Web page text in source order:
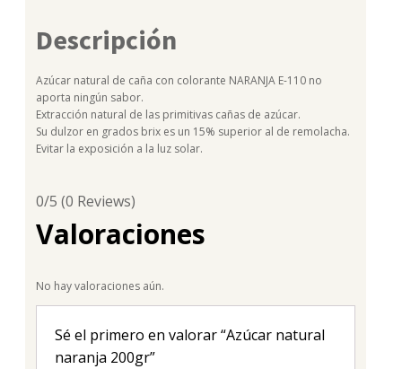
Descripción
Azúcar natural de caña con colorante NARANJA E-110 no
aporta ningún sabor.
Extracción natural de las primitivas cañas de azúcar.
Su dulzor en grados brix es un 15% superior al de remolacha.
Evitar la exposición a la luz solar.
0/5 (0 Reviews)
Valoraciones
No hay valoraciones aún.
Sé el primero en valorar “Azúcar natural
naranja 200gr”